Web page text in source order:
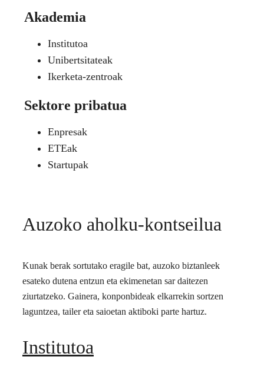
Akademia
Institutoa
Unibertsitateak
Ikerketa-zentroak
Sektore pribatua
Enpresak
ETEak
Startupak
Auzoko aholku-kontseilua
Kunak berak sortutako eragile bat, auzoko biztanleek
esateko dutena entzun eta ekimenetan sar daitezen
ziurtatzeko. Gainera, konponbideak elkarrekin sortzen
laguntzea, tailer eta saioetan aktiboki parte hartuz.
Institutoa